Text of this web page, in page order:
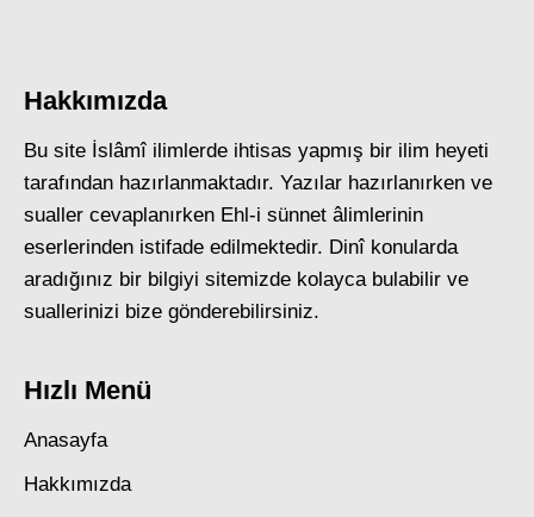
Hakkımızda
Bu site İslâmî ilimlerde ihtisas yapmış bir ilim heyeti
tarafından hazırlanmaktadır. Yazılar hazırlanırken ve
sualler cevaplanırken Ehl-i sünnet âlimlerinin
eserlerinden istifade edilmektedir. Dinî konularda
aradığınız bir bilgiyi sitemizde kolayca bulabilir ve
suallerinizi bize gönderebilirsiniz.
Hızlı Menü
Anasayfa
Hakkımızda